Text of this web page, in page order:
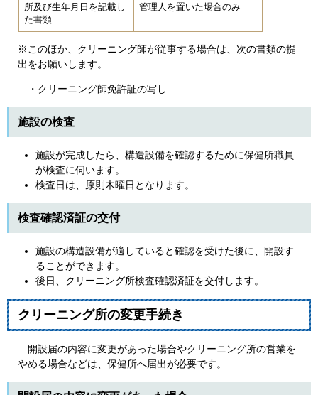
所及び生年月日を記載し
た書類
管理人を置いた場合のみ
※このほか、クリーニング師が従事する場合は、次の書類の提
出をお願いします。
・クリーニング師免許証の写し
施設の検査
施設が完成したら、構造設備を確認するために保健所職員
が検査に伺います。
検査日は、原則木曜日となります。
検査確認済証の交付
施設の構造設備が適していると確認を受けた後に、開設す
ることができます。
後日、クリーニング所検査確認済証を交付します。
クリーニング所の変更手続き
開設届の内容に変更があった場合やクリーニング所の営業を
やめる場合などは、保健所へ届出が必要です。